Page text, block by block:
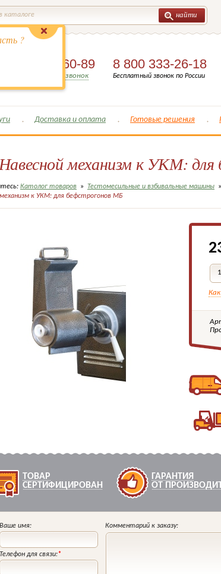
?
каталоге найти
649-60-89
обратный звонок
8 800 333-26-18
Бесплатный звонок по России
Доставка и оплата Готовые решения
механизм к УКМ:
Католог товаров » Тестомесильные и взбивальные машины »
к УКМ: для бефстрогонов МБ
ТОВАР
СЕРТИФИЦИРОВАН
ГАРАНТИЯ
ОТ
Ваше имя:
Телефон для связи:*
Комментарий к заказу: